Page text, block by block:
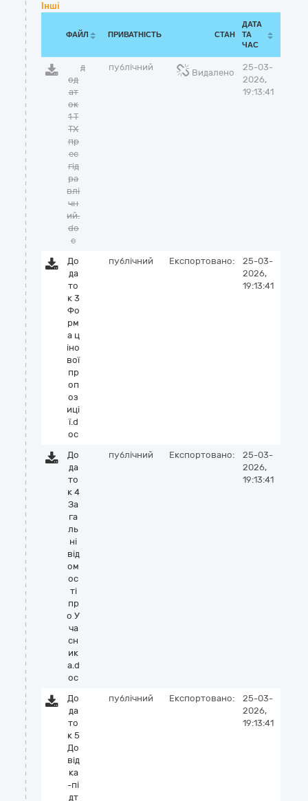
Інші
ФАЙЛ ПРИВАТНІСТЬ СТАН
ДАТА
ТА
ЧАС
д
од
ат
ок
1 Т
ТХ
пр
ес
гід
ра
влі
чн
ий.
do
c
публічний
Видалено
25-03-
2026,
19:13:41
До
да
то
к 3
Фо
рм
а ц
іно
вої
пр
оп
оз
иці
ї.d
oc
публічний Експортовано:
25-03-
2026,
19:13:41
До
да
то
к 4
За
га
ль
ні
від
ом
ос
ті
пр
о У
ча
сн
ик
а.d
oc
публічний Експортовано:
25-03-
2026,
19:13:41
До
да
то
к 5
До
від
ка
-пі
дт
публічний Експортовано:
25-03-
2026,
19:13:41